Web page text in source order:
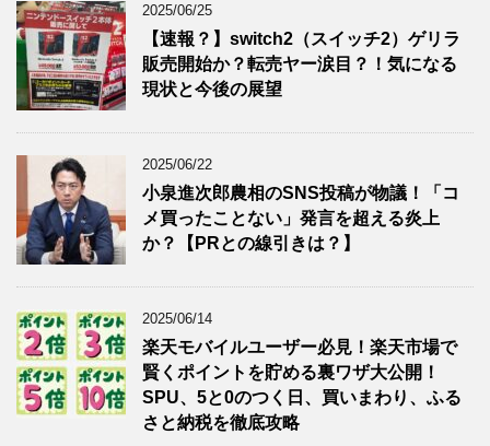
2025/06/25
【速報？】switch2（スイッチ2）ゲリラ
販売開始か？転売ヤー涙目？！気になる
現状と今後の展望
2025/06/22
小泉進次郎農相のSNS投稿が物議！「コ
メ買ったことない」発言を超える炎上
か？【PRとの線引きは？】
2025/06/14
楽天モバイルユーザー必見！楽天市場で
賢くポイントを貯める裏ワザ大公開！
SPU、5と0のつく日、買いまわり、ふる
さと納税を徹底攻略